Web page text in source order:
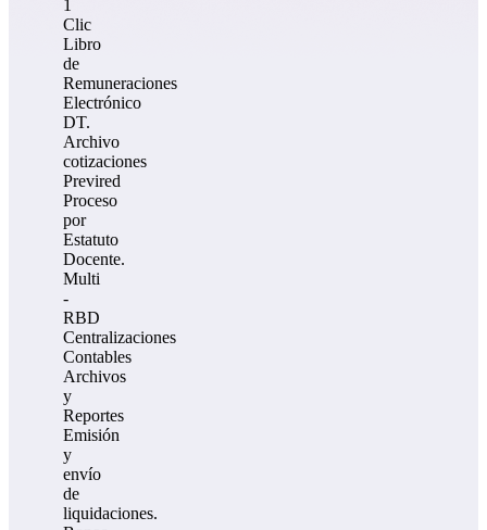
1
Clic
Libro
de
Remuneraciones
Electrónico
DT.
Archivo
cotizaciones
Previred
Proceso
por
Estatuto
Docente.
Multi
-
RBD
Centralizaciones
Contables
Archivos
y
Reportes
Emisión
y
envío
de
liquidaciones.